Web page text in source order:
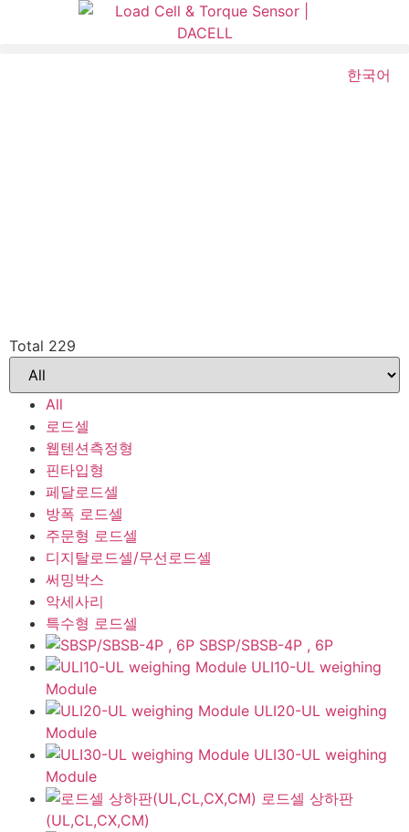
한국어
Total 229
All
로드셀
웹텐션측정형
핀타입형
페달로드셀
방폭 로드셀
주문형 로드셀
디지탈로드셀/무선로드셀
써밍박스
악세사리
특수형 로드셀
SBSP/SBSB-4P , 6P
ULI10-UL weighing
Module
ULI20-UL weighing
Module
ULI30-UL weighing
Module
로드셀 상하판
(UL,CL,CX,CM)